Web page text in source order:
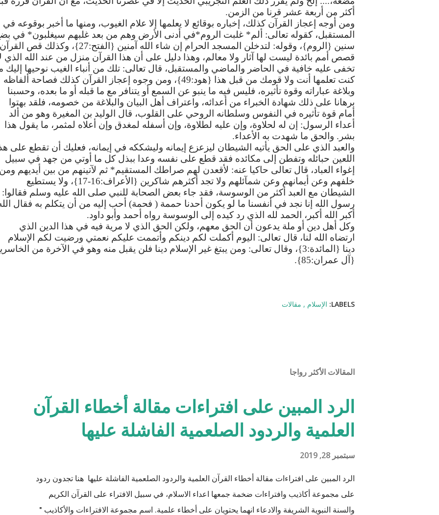
أكثر من أربعة عشر قرنا من الزمن.
ومن أوجه إعجاز القرآن كذلك، إخباره بوقائع لا يعلمها إلا علام الغيوب، ومنها ما أخبر بوقوعه في
المستقبل، كقوله تعالى: ألم* غلبت الروم*في أدنى الأرض وهم من بعد غلبهم سيغلبون* في
سنين { الروم}، وقوله: لتدخلن المسجد الحرام إن شاء الله آمنين { الفتح:27} ، وكذلك قص
القرآن
قصص أمم بائدة ليست لها آثار ولا معالم، وهذا دليل على أن هذا القرآن منزل من عند الله الذي
تخفى عليه خافية في الحاضر والماضي والمستقبل، قال تعالى: تلك من أنباء الغيب نوحيها إليك
كنت تعلمها أنت ولا قومك من قبل هذا {هود:49} ، ومن وجوه إعجاز القرآن كذلك فصاحة
ألفاظه
وبلاغة عباراته وقوة تأثيره، فليس فيه ما ينبو عن السمع أو يتنافر مع ما قبله أو ما بعده، وحسبنا
برهانا على ذلك شهادة الخبراء من أعدائه، واعتراف أهل البيان والبلاغة من خصومه، فلقد بهتوا
أمام قوة تأثيره في النفوس وسلطانه الروحي على القلوب، قال الوليد بن المغيرة وهو من
ألد
أعداء
الرسول: إن له لحلاوة، وإن عليه لطلاوة، وإن أسفله لمغدق وإن أعلاه لمثمر، ما يقول هذا
بشر . والحق ما شهدت به الأعداء.
والعبد
الذي على الحق يأتيه الشيطان ليزعزع إيمانه وليشككه في إيمانه، فعليك أن تقطع على
اللعين حبائله وتفطن إلى مكائده فقد قطع على نفسه وعدا ببذل كل ما أوتي من جهد في سبيل
إغواء
العباد، قال تعالى حاكيا عنه: لأقعدن لهم صراطك المستقيم* ثم لآتينهم من بين أيديهم
خلفهم وعن أيمانهم وعن شمآئلهم ولا تجد أكثرهم شاكرين { الأعراف:16-17} ، ولا يستطيع
الشيطان مع العبد أكثر من الوسوسة، فقد جاء بعض الصحابة للنبي صلى الله عليه وسلم فقالوا :
رسول
الله إنا نجد في أنفسنا ما لو يكون أحدنا حممة ( فحمة) أحب إليه من أن يتكلم به فقال
أكبر
الله أكبر، الحمد لله الذي رد كيده إلى الوسوسة رواه أحمد وأبو داود.
وكل أهل دين أو ملة يدعون أن الحق معهم، ولكن الحق الذي لا مرية فيه في هذا الدين
الذي
ارتضاه
الله لنا، قال تعالى: اليوم أكملت لكم دينكم وأتممت عليكم نعمتي ورضيت لكم
الإسلام
دينا { المائدة:3} ، وقال تعالى: ومن يبتغ غير الإسلام دينا فلن يقبل منه وهو في الآخرة من
{ آل عمران:85}.
LABELS: الإسلام مقالات
المقالات الأكثر رواجا
الرد المبين على افتراءات مقالة أخطاء القرآن
العلمية والردود الصلعمية الفاشلة عليها
سبتمبر 28, 2019
الرد المبين على افتراءات مقالة أخطاء القرآن العلمية والردود الصلعمية الفاشلة عليها هنا تجدون ردود
على مجموعة أكاذيب وافتراءات ضخمة جمعها اعداء الاسلام، في سبيل الافتراء على القرآن الكريم
والسنة النبوية الشريفة والادعاء انهما يحتويان على أخطاء علمية. اسم مجموعة الافتراءات والأكاذيب "